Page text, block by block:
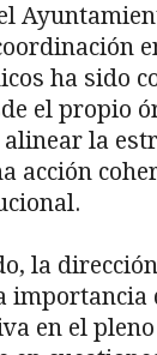
ha sido
el propio
alinear la
acción
la
importancia
en el